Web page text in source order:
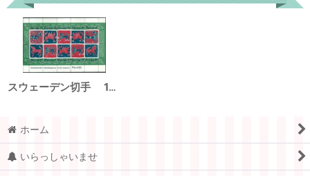
スウェーデン切手 1974年 クリスマス切手 モザイク刺繍
ホーム
いらっしゃいませ